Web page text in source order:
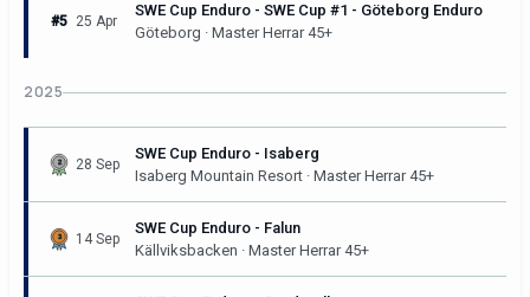
#5 25 Apr
SWE Cup Enduro - SWE Cup #1 - Göteborg Enduro
Göteborg · Master Herrar 45+
2025
28 Sep
SWE Cup Enduro - Isaberg
Isaberg Mountain Resort · Master Herrar 45+
14 Sep
SWE Cup Enduro - Falun
Källviksbacken · Master Herrar 45+